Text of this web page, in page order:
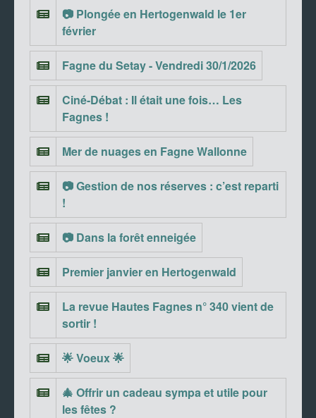
📷 Plongée en Hertogenwald le 1er
février
Fagne du Setay - Vendredi 30/1/2026
Ciné-Débat : Il était une fois… Les
Fagnes !
Mer de nuages en Fagne Wallonne
📷 Gestion de nos réserves : c’est reparti
!
📷 Dans la forêt enneigée
Premier janvier en Hertogenwald
La revue Hautes Fagnes n° 340 vient de
sortir !
🌟 Voeux 🌟
🎄 Offrir un cadeau sympa et utile pour
les fêtes ?